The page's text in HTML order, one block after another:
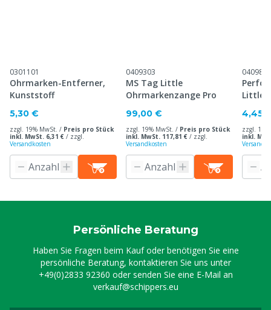
0301101
Ohrmarken-Entferner,
Kunststoff
5,30 €
zzgl. 19% MwSt. / Preis pro Stück
inkl. MwSt. 6,31 € / zzgl.
Versandkosten
0409303
MS Tag Little
Ohrmarkenzange Pro
99,00 €
zzgl. 19% MwSt. / Preis pro Stück
inkl. MwSt. 117,81 € / zzgl.
Versandkosten
0409834
Little
4,45
zzgl.
inkl.
Persönliche Beratung
Haben Sie Fragen beim Kauf oder benötigen Sie eine
persönliche Beratung, kontaktieren Sie uns unter
+49(0)2833 92360 oder senden Sie eine E-Mail an
verkauf@schippers.eu